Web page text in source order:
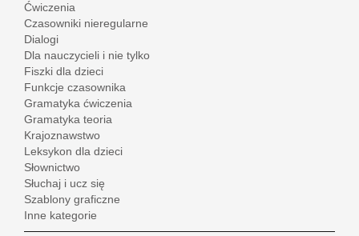
Ćwiczenia
Czasowniki nieregularne
Dialogi
Dla nauczycieli i nie tylko
Fiszki dla dzieci
Funkcje czasownika
Gramatyka ćwiczenia
Gramatyka teoria
Krajoznawstwo
Leksykon dla dzieci
Słownictwo
Słuchaj i ucz się
Szablony graficzne
Inne kategorie